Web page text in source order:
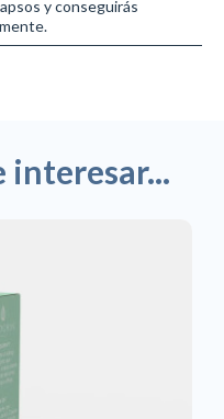
y conseguirás
interesar...